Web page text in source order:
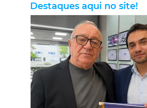
Destaques aqui no site!